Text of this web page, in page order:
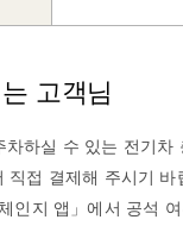
고객님
하실 수 있는 전기
접 결제해 주시기 바
인지 앱」에서 공석